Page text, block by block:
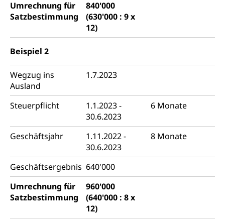
Umrechnung für
Satzbestimmung
840'000
(630'000 : 9 x
12)
Beispiel 2
Wegzug ins
Ausland
1.7.2023
Steuerpflicht
1.1.2023 -
30.6.2023
6 Monate
Geschäftsjahr
1.11.2022 -
30.6.2023
8 Monate
Geschäftsergebnis 640'000
Umrechnung für
Satzbestimmung
960'000
(640'000 : 8 x
12)